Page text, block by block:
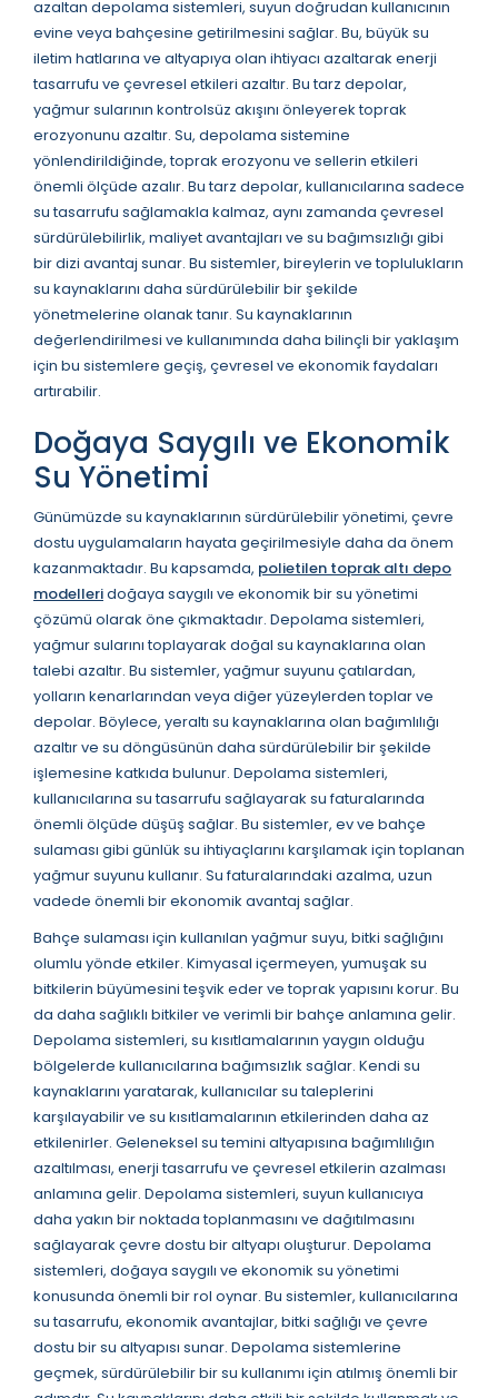
azaltan depolama sistemleri, suyun doğrudan kullanıcının
evine veya bahçesine getirilmesini sağlar. Bu, büyük su
iletim hatlarına ve altyapıya olan ihtiyacı azaltarak enerji
tasarrufu ve çevresel etkileri azaltır. Bu tarz depolar,
yağmur sularının kontrolsüz akışını önleyerek toprak
erozyonunu azaltır. Su, depolama sistemine
yönlendirildiğinde, toprak erozyonu ve sellerin etkileri
önemli ölçüde azalır. Bu tarz depolar, kullanıcılarına sadece
su tasarrufu sağlamakla kalmaz, aynı zamanda çevresel
sürdürülebilirlik, maliyet avantajları ve su bağımsızlığı gibi
bir dizi avantaj sunar. Bu sistemler, bireylerin ve toplulukların
su kaynaklarını daha sürdürülebilir bir şekilde
yönetmelerine olanak tanır. Su kaynaklarının
değerlendirilmesi ve kullanımında daha bilinçli bir yaklaşım
için bu sistemlere geçiş, çevresel ve ekonomik faydaları
artırabilir.
Doğaya Saygılı ve Ekonomik
Su Yönetimi
Günümüzde su kaynaklarının sürdürülebilir yönetimi, çevre
dostu uygulamaların hayata geçirilmesiyle daha da önem
kazanmaktadır. Bu kapsamda, polietilen toprak altı depo
modelleridoğaya saygılı ve ekonomik bir su yönetimi
çözümü olarak öne çıkmaktadır. Depolama sistemleri,
yağmur sularını toplayarak doğal su kaynaklarına olan
talebi azaltır. Bu sistemler, yağmur suyunu çatılardan,
yolların kenarlarından veya diğer yüzeylerden toplar ve
depolar. Böylece, yeraltı su kaynaklarına olan bağımlılığı
azaltır ve su döngüsünün daha sürdürülebilir bir şekilde
işlemesine katkıda bulunur. Depolama sistemleri,
kullanıcılarına su tasarrufu sağlayarak su faturalarında
önemli ölçüde düşüş sağlar. Bu sistemler, ev ve bahçe
sulaması gibi günlük su ihtiyaçlarını karşılamak için toplanan
yağmur suyunu kullanır. Su faturalarındaki azalma, uzun
vadede önemli bir ekonomik avantaj sağlar.
Bahçe sulaması için kullanılan yağmur suyu, bitki sağlığını
olumlu yönde etkiler. Kimyasal içermeyen, yumuşak su
bitkilerin büyümesini teşvik eder ve toprak yapısını korur. Bu
da daha sağlıklı bitkiler ve verimli bir bahçe anlamına gelir.
Depolama sistemleri, su kısıtlamalarının yaygın olduğu
bölgelerde kullanıcılarına bağımsızlık sağlar. Kendi su
kaynaklarını yaratarak, kullanıcılar su taleplerini
karşılayabilir ve su kısıtlamalarının etkilerinden daha az
etkilenirler. Geleneksel su temini altyapısına bağımlılığın
azaltılması, enerji tasarrufu ve çevresel etkilerin azalması
anlamına gelir. Depolama sistemleri, suyun kullanıcıya
daha yakın bir noktada toplanmasını ve dağıtılmasını
sağlayarak çevre dostu bir altyapı oluşturur. Depolama
sistemleri, doğaya saygılı ve ekonomik su yönetimi
konusunda önemli bir rol oynar. Bu sistemler, kullanıcılarına
su tasarrufu, ekonomik avantajlar, bitki sağlığı ve çevre
dostu bir su altyapısı sunar. Depolama sistemlerine
geçmek, sürdürülebilir bir su kullanımı için atılmış önemli bir